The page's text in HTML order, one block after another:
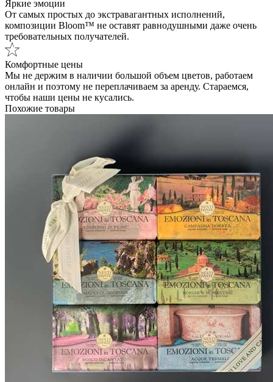
Яркие эмоции
От самых простых до экстравагантных исполнений,
композиции Bloom™ не оставят равнодушными даже очень
требовательных получателей.
Комфортные цены
Мы не держим в наличии большой объем цветов, работаем
онлайн и поэтому не переплачиваем за аренду. Стараемся,
чтобы наши цены не кусались.
Похожие товары